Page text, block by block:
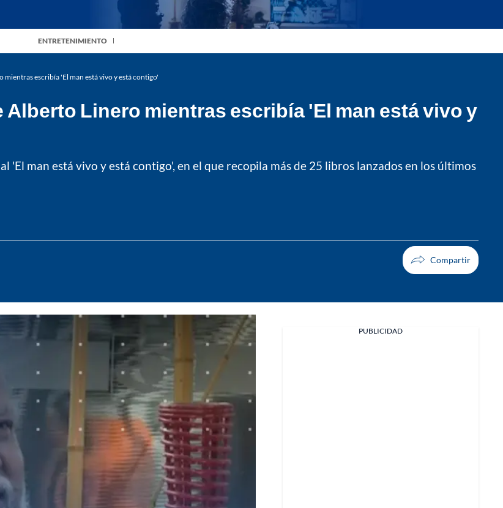
ENTRETENIMIENTO
escribía 'El man está vivo y está contigo'
Linero mientras escribía 'El man está vivo y
man está vivo y está contigo', en el que recopila más de 25 libros lanzados en los últimos
PUBLICIDAD